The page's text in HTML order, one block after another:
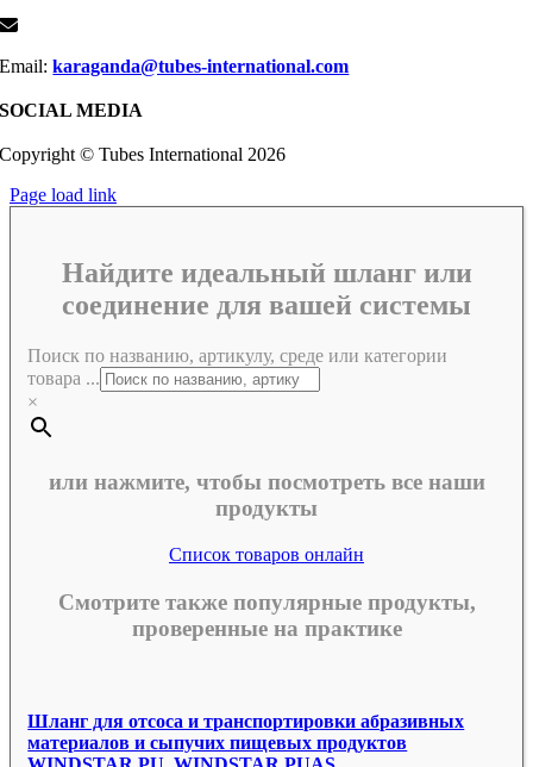
Email:karaganda@tubes-international.com
SOCIAL MEDIA
Copyright © Tubes International 2026
Page load link
Найдите идеальный шланг или
соединение для вашей системы
Поиск по названию, артикулу, среде или категории
товара ...
×
или нажмите, чтобы посмотреть все наши
продукты
Список товаров онлайн
Смотрите также популярные продукты,
проверенные на практике
Шланг для отсоса и транспортировки абразивных
материалов и сыпучих пищевых продуктов